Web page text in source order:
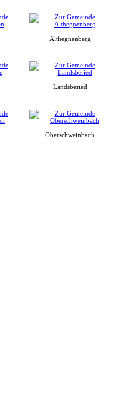
Althegnenberg
Landsberied
Oberschweinbach